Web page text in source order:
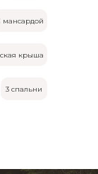
крыша
3 спальни
мансардой